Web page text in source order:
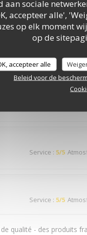
aan sociale
accepteer alle',
op elk moment
op de
accepteer alle
Beleid voor de
Service: 5/5
Service : 5/5
Service : 5/5
qualité - des produits